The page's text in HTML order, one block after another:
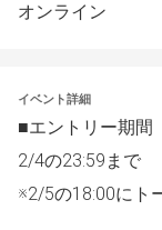
オンライン
イベント詳細
■エントリー期間
2/4の23:59まで
※2/5の18:00にト